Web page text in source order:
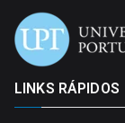
LINKS RÁPIDOS